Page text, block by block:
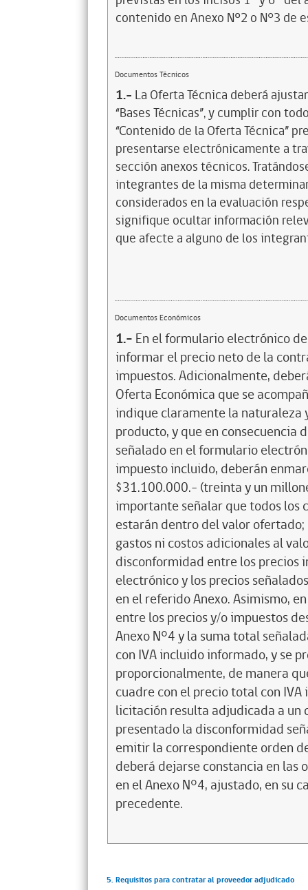
contenido en Anexo Nº2 o N°3 de
Documentos Técnicos
1.- La Oferta Técnica deberá
“Bases Técnicas”, y cumplir con
“Contenido de la Oferta Técnica”
presentarse electrónicamente a
sección anexos técnicos.
integrantes de la misma
considerados en la evaluación
signifique ocultar información
que afecte a alguno de los
Documentos Económicos
1.- En el formulario electrónico
informar el precio neto de la
impuestos. Adicionalmente,
Oferta Económica que se
indique claramente la naturaleza
producto, y que en consecuencia
señalado en el formulario
impuesto incluido, deberán
$31.100.000.- (treinta y un
importante señalar que todos los
estarán dentro del valor ofertado;
gastos ni costos adicionales al
disconformidad entre los precios
electrónico y los precios
en el referido Anexo. Asimismo,
entre los precios y/o impuestos
Anexo N°4 y la suma total
con IVA incluido informado, y se
proporcionalmente, de manera
cuadre con el precio total con
licitación resulta adjudicada a un
presentado la disconformidad
emitir la correspondiente orden
deberá dejarse constancia en las
en el Anexo N°4, ajustado, en su
precedente.
5. Requisitos para contratar al proveedor adjudicado